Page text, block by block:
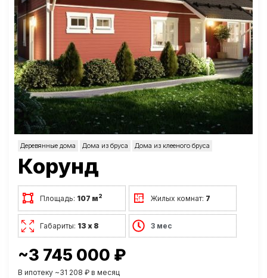
Деревянные дома Дома из бруса Дома из клееного бруса
Корунд
Площадь: 107 м2 Жилых комнат: 7
Габариты: 13 х 8 3 мес
~3 745 000 ₽
В ипотеку ~31 208 ₽ в месяц